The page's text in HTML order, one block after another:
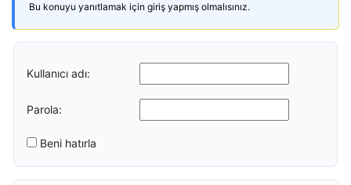
Bu konuyu yanıtlamak için giriş yapmış olmalısınız.
Kullanıcı adı:
Parola:
Beni hatırla